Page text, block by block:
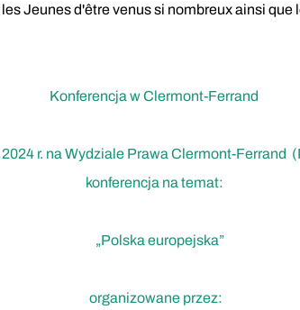
Jeunes d'être venus si nombreux ainsi que
Konferencja w Clermont-Ferrand
r. na Wydziale Prawa Clermont-Ferrand
konferencja na temat:
„Polska europejska”
organizowane przez: